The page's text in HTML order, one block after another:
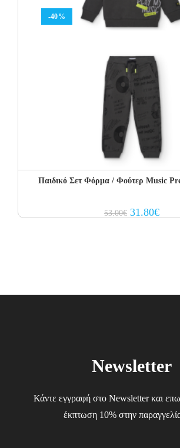
-40%
Παιδικό Σετ Φόρμα / Φούτερ Music
53.00€ Original
price
31.80€Current
price
Newsletter
Κάντε εγγραφή στο Newsletter και
έκπτωση 10% στην